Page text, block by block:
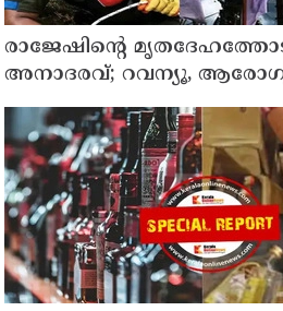
രാജേഷിന്റെ
അനാദരവ്; റവന്യൂ,
അനാസ്ഥക്കെതിരെ കടുത്ത
വേണം; ഡിവൈഎഫ്ഐ
പ്രതിഷേധത്തിലേക്ക്